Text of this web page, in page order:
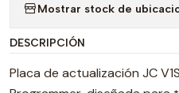
Mostrar stock de
DESCRIPCIÓN
Placa de actualización JC